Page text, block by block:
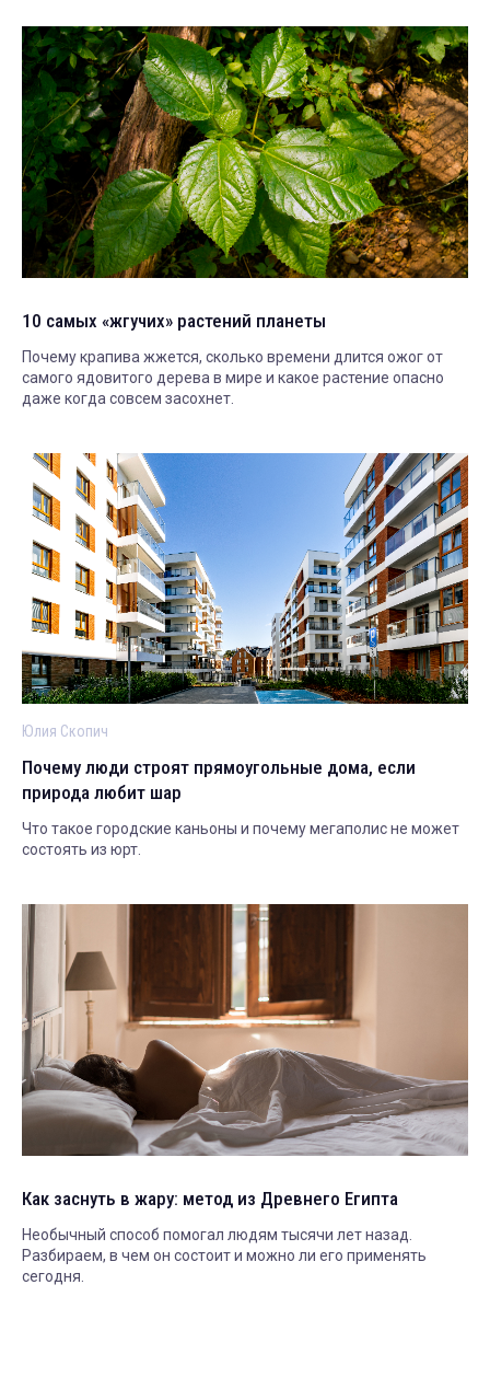
10 самых «жгучих» растений планеты
Почему крапива жжется, сколько времени длится ожог от
самого ядовитого дерева в мире и какое растение опасно
даже когда совсем засохнет.
Юлия Скопич
Почему люди строят прямоугольные дома, если
природа любит шар
Что такое городские каньоны и почему мегаполис не может
состоять из юрт.
Как заснуть в жару: метод из Древнего Египта
Необычный способ помогал людям тысячи лет назад.
Разбираем, в чем он состоит и можно ли его применять
сегодня.